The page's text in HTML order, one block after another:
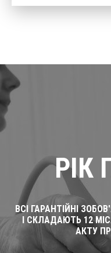
РІК
ВСІ ГАРАНТІЙНІ
І СКЛАДАЮТЬ 12
АКТУ